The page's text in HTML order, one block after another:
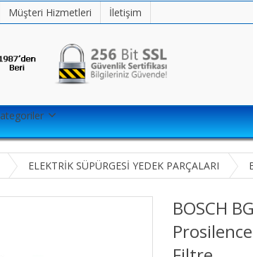
Müşteri Hizmetleri İletişim
ELEKTRİK SÜPÜRGESİ YEDEK PARÇALARI
BOSCH